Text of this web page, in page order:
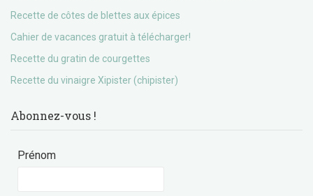
Recette de côtes de blettes aux épices
Cahier de vacances gratuit à télécharger!
Recette du gratin de courgettes
Recette du vinaigre Xipister (chipister)
Abonnez-vous !
Prénom